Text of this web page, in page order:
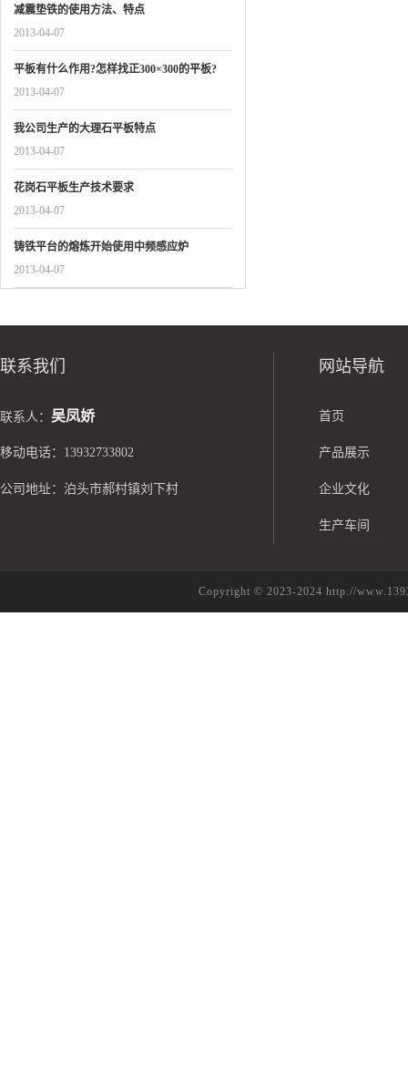
减震垫铁的使用方法、特点
2013-04-07
平板有什么作用?怎样找正300×300的平板?
2013-04-07
我公司生产的大理石平板特点
2013-04-07
花岗石平板生产技术要求
2013-04-07
铸铁平台的熔炼开始使用中频感应炉
2013-04-07
联系我们
联系人： 吴凤娇
移动电话：13932733802
公司地址：泊头市郝村镇刘下村
网站导航
首页
产品展示
企业文化
生产车间
Copyright © 2023-2024 http://